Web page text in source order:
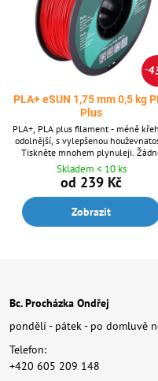
PLA+ eSUN 1,75 mm 0,5 kg
Plus
PLA+, PLA plus filament - méně
odolnější, s vylepšenou
Tiskněte mnohem plynuleji.
problémy s přilnavostí k podložce
mezi vrstvami. Bezproblémů s
struny.
Skladem < 10 ks
od 239 Kč
Zobrazit
Bc. Procházka Ondřej
pondělí - pátek - po domluvě
Telefon:
+420 605 209 148